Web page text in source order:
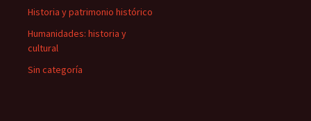
Historia y patrimonio histórico
Humanidades: historia y
cultural
Sin categoría